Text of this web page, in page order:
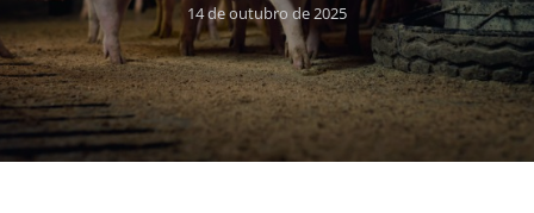
14 de outubro de 2025